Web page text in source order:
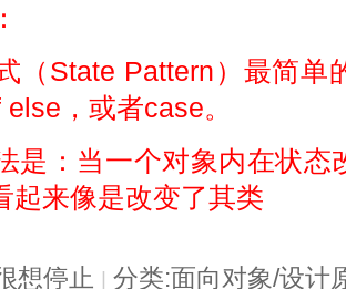
（State Pattern）最简单
，或者case。
是：当一个对象内在状态
起来像是改变了其类
想停止 分类:面向对象/设计